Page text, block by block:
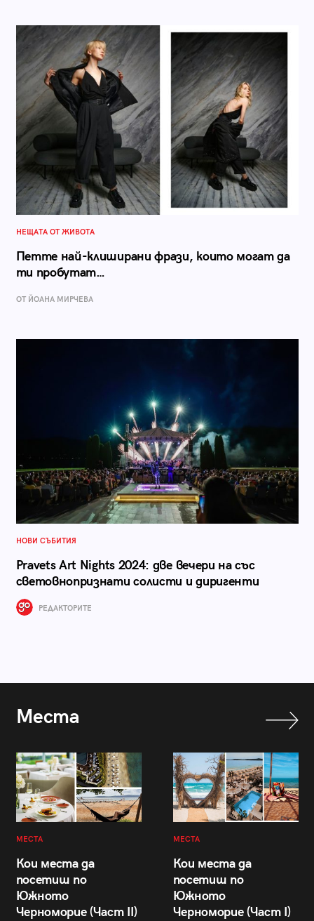
НЕЩАТА ОТ ЖИВОТА
Петте най-клиширани фрази, които могат да
ти пробутат…
ОТ ЙОАНА МИРЧЕВА
НОВИ СЪБИТИЯ
Pravets Art Nights 2024: две вечери на със
световнопризнати солисти и диригенти
РЕДАКТОРИТЕ
Места
МЕСТА
Кои места да
посетиш по
Южното
Черноморие (Част II)
МЕСТА
Кои места да
посетиш по
Южното
Черноморие (Част I)